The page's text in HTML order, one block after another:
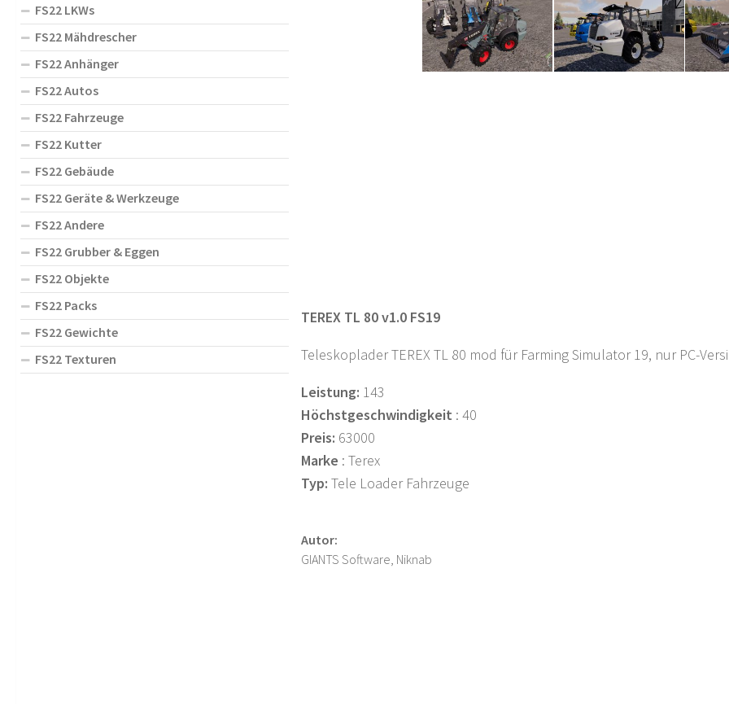
TEREX TL 80 v1.0 FS19
Teleskoplader TEREX TL 80 mod für Farming Simulator 19, nur PC-
Leistung: 143
Höchstgeschwindigkeit : 40
Preis: 63000
Marke : Terex
Typ: Tele Loader Fahrzeuge
Autor:
GIANTS Software, Niknab
FS22 LKWs
FS22 Mähdrescher
FS22 Anhänger
FS22 Autos
FS22 Fahrzeuge
FS22 Kutter
FS22 Gebäude
FS22 Geräte & Werkzeuge
FS22 Andere
FS22 Grubber & Eggen
FS22 Objekte
FS22 Packs
FS22 Gewichte
FS22 Texturen